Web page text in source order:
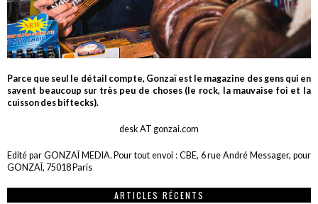
Parce que seul le détail compte, Gonzaï est le magazine des gens qui en
savent beaucoup sur très peu de choses (le rock, la mauvaise foi et la
cuisson des biftecks).
desk AT gonzai.com
Edité par GONZAÏ MEDIA. Pour tout envoi : CBE, 6 rue André Messager, pour
GONZAÏ, 75018 Paris
ARTICLES RÉCENTS